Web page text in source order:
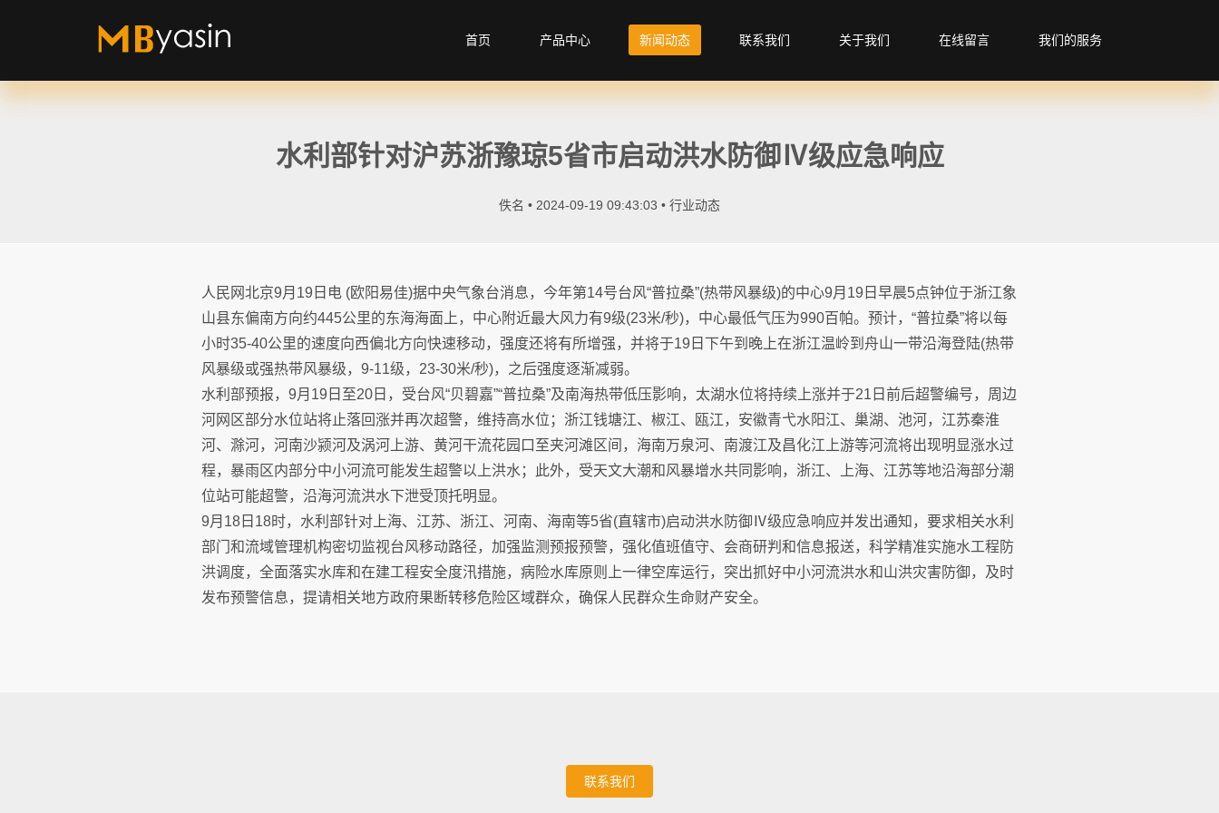
首页 产品中心 新闻动态 联系我们 关于我们 在线留言 我们的服务
水利部针对沪苏浙豫琼5省市启动洪水防御Ⅳ级应急响应
佚名 • 2024-09-19 09:43:03 • 行业动态
人民网北京9月19日电 (欧阳易佳)据中央气象台消息，今年第14号台风“普拉桑”(热带风暴级)的中心9月19日早晨5点钟位于浙江象
山县东偏南方向约445公里的东海海面上，中心附近最大风力有9级(23米/秒)，中心最低气压为990百帕。预计，“普拉桑”将以每
小时35-40公里的速度向西偏北方向快速移动，强度还将有所增强，并将于19日下午到晚上在浙江温岭到舟山一带沿海登陆(热带
风暴级或强热带风暴级，9-11级，23-30米/秒)，之后强度逐渐减弱。
水利部预报，9月19日至20日，受台风“贝碧嘉”“普拉桑”及南海热带低压影响，太湖水位将持续上涨并于21日前后超警编号，周边
河网区部分水位站将止落回涨并再次超警，维持高水位；浙江钱塘江、椒江、瓯江，安徽青弋水阳江、巢湖、池河，江苏秦淮
河、滁河，河南沙颍河及涡河上游、黄河干流花园口至夹河滩区间，海南万泉河、南渡江及昌化江上游等河流将出现明显涨水过
程，暴雨区内部分中小河流可能发生超警以上洪水；此外，受天文大潮和风暴增水共同影响，浙江、上海、江苏等地沿海部分潮
位站可能超警，沿海河流洪水下泄受顶托明显。
9月18日18时，水利部针对上海、江苏、浙江、河南、海南等5省(直辖市)启动洪水防御Ⅳ级应急响应并发出通知，要求相关水利
部门和流域管理机构密切监视台风移动路径，加强监测预报预警，强化值班值守、会商研判和信息报送，科学精准实施水工程防
洪调度，全面落实水库和在建工程安全度汛措施，病险水库原则上一律空库运行，突出抓好中小河流洪水和山洪灾害防御，及时
发布预警信息，提请相关地方政府果断转移危险区域群众，确保人民群众生命财产安全。
联系我们